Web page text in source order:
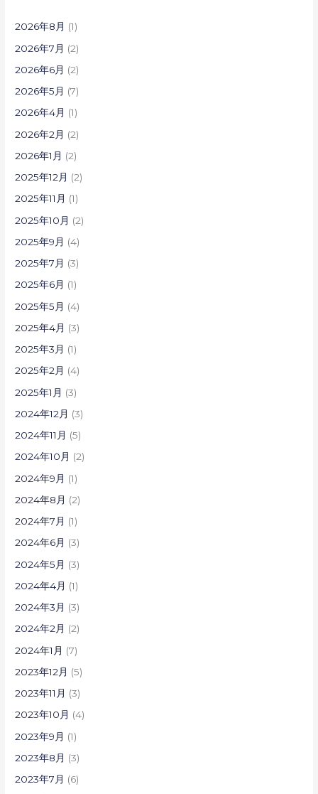
2026年8月 (1)
2026年7月 (2)
2026年6月 (2)
2026年5月 (7)
2026年4月 (1)
2026年2月 (2)
2026年1月 (2)
2025年12月 (2)
2025年11月 (1)
2025年10月 (2)
2025年9月 (4)
2025年7月 (3)
2025年6月 (1)
2025年5月 (4)
2025年4月 (3)
2025年3月 (1)
2025年2月 (4)
2025年1月 (3)
2024年12月 (3)
2024年11月 (5)
2024年10月 (2)
2024年9月 (1)
2024年8月 (2)
2024年7月 (1)
2024年6月 (3)
2024年5月 (3)
2024年4月 (1)
2024年3月 (3)
2024年2月 (2)
2024年1月 (7)
2023年12月 (5)
2023年11月 (3)
2023年10月 (4)
2023年9月 (1)
2023年8月 (3)
2023年7月 (6)